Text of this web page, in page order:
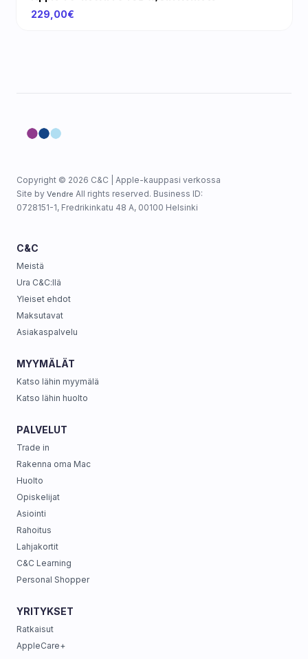
229,00€
Copyright © 2026 C&C | Apple-kauppasi verkossa
Site by Vendre All rights reserved. Business ID:
0728151-1, Fredrikinkatu 48 A, 00100 Helsinki
C&C
Meistä
Ura C&C:llä
Yleiset ehdot
Maksutavat
Asiakaspalvelu
MYYMÄLÄT
Katso lähin myymälä
Katso lähin huolto
PALVELUT
Trade in
Rakenna oma Mac
Huolto
Opiskelijat
Asiointi
Rahoitus
Lahjakortit
C&C Learning
Personal Shopper
YRITYKSET
Ratkaisut
AppleCare+